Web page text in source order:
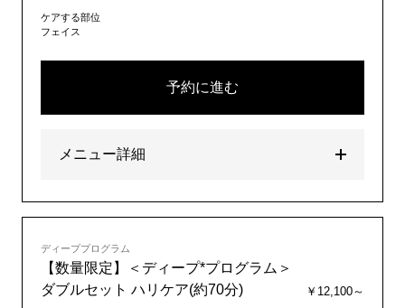
ケアする部位
フェイス
予約に進む
メニュー詳細
ディーププログラム
【数量限定】＜ディープ*プログラム＞
ダブルセット ハリケア(約70分)
￥12,100～